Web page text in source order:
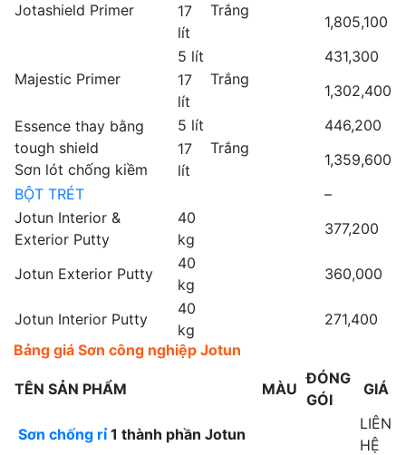
Jotashield Primer
Trắng
17
lít
1,805,100
Majestic Primer
5 lít
Trắng
431,300
17
lít
1,302,400
Essence thay bằng
tough shield
Sơn lót chống kiềm
5 lít
Trắng
446,200
17
lít
1,359,600
BỘT TRÉT
–
Jotun Interior &
Exterior Putty
40
kg
377,200
Jotun Exterior Putty
40
kg
360,000
Jotun Interior Putty
40
kg
271,400
Bảng giá Sơn công nghiệp Jotun
TÊN SẢN PHẨM MÀU
ĐÓNG
GÓI
GIÁ
Sơn chống rỉ1 thành phần Jotun
LIÊN
HỆ